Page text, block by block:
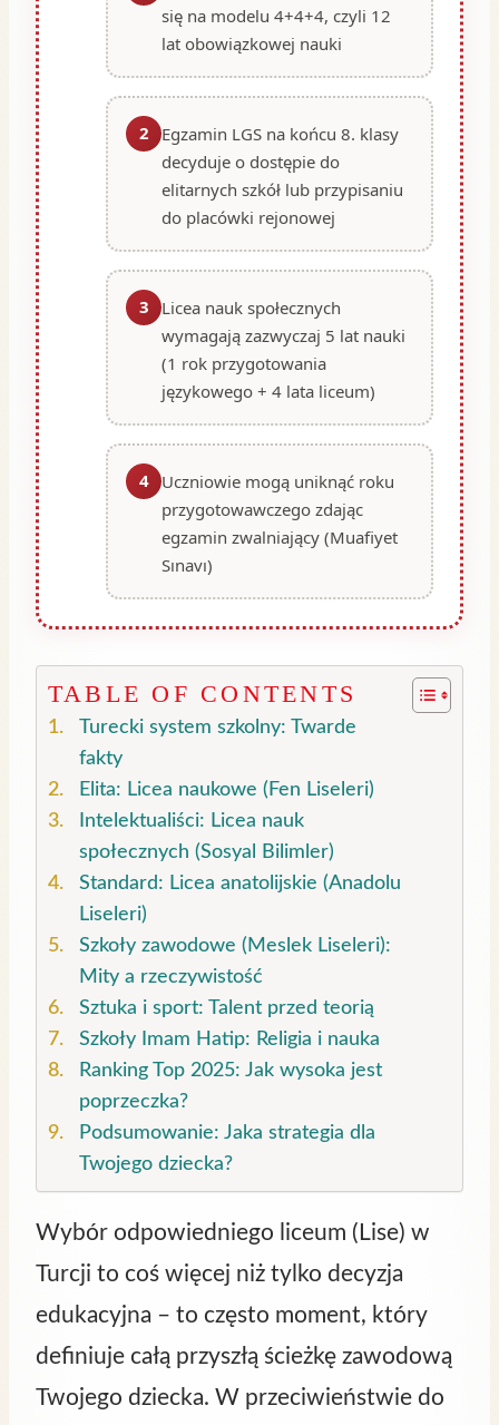
się na modelu 4+4+4, czyli 12
lat obowiązkowej nauki
2
Egzamin LGS na końcu 8. klasy
decyduje o dostępie do
elitarnych szkół lub przypisaniu
do placówki rejonowej
3
Licea nauk społecznych
wymagają zazwyczaj 5 lat nauki
(1 rok przygotowania
językowego + 4 lata liceum)
4
Uczniowie mogą uniknąć roku
przygotowawczego zdając
egzamin zwalniający (Muafiyet
Sınavı)
TABLE OF CONTENTS
Turecki system szkolny: Twarde
fakty
Elita: Licea naukowe (Fen Liseleri)
Intelektualiści: Licea nauk
społecznych (Sosyal Bilimler)
Standard: Licea anatolijskie (Anadolu
Liseleri)
Szkoły zawodowe (Meslek Liseleri):
Mity a rzeczywistość
Sztuka i sport: Talent przed teorią
Szkoły Imam Hatip: Religia i nauka
Ranking Top 2025: Jak wysoka jest
poprzeczka?
Podsumowanie: Jaka strategia dla
Twojego dziecka?
Wybór odpowiedniego liceum (Lise) w
Turcji to coś więcej niż tylko decyzja
edukacyjna – to często moment, który
definiuje całą przyszłą ścieżkę zawodową
Twojego dziecka. W przeciwieństwie do